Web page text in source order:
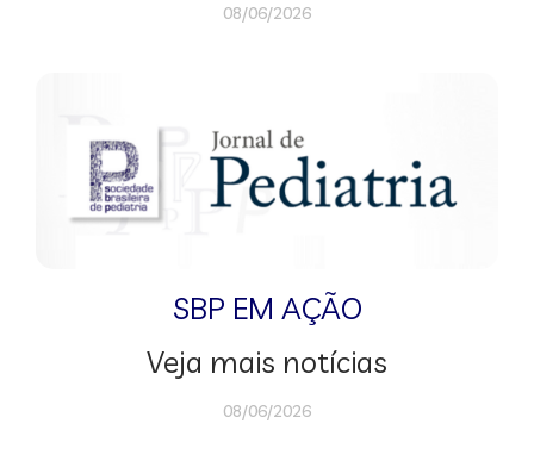
08/06/2026
SBP EM AÇÃO
Veja mais notícias
08/06/2026